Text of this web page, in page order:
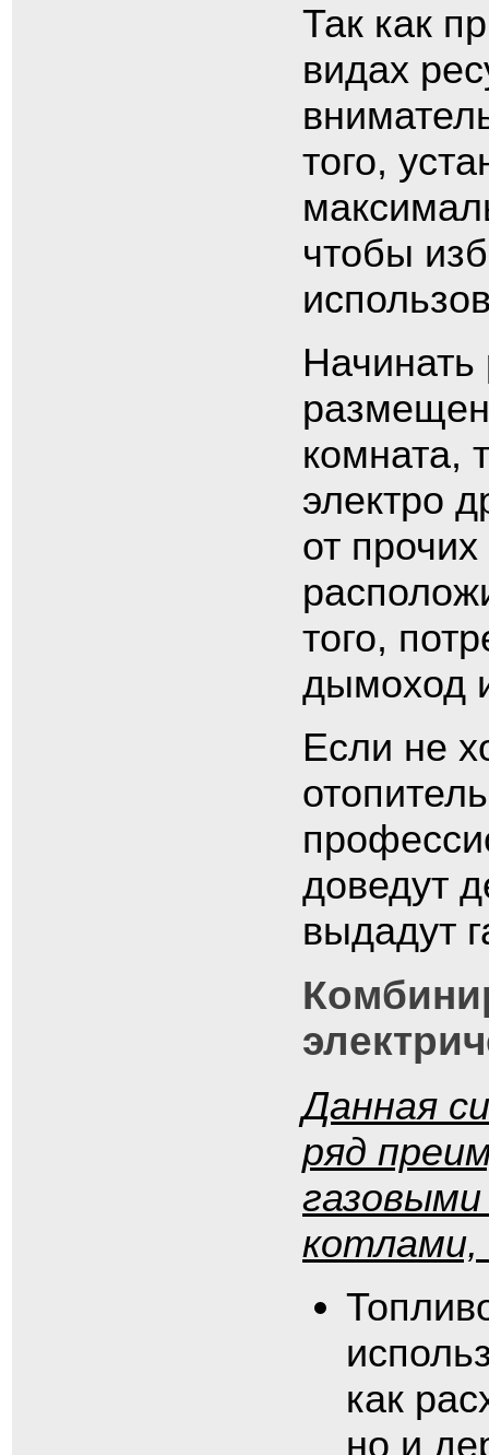
Так как
видах
того,
чтобы
Начинать
комната,
электро
от
того,
дымоход
Если не
доведут
выдадут
Данная
ряд
котлами,
как
но и